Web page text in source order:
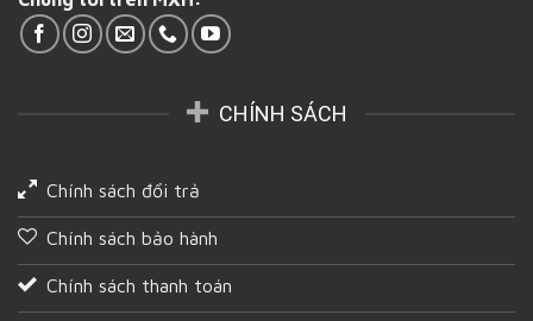
CHÍNH SÁCH
Chính sách đổi trả
Chính sách bảo hành
Chính sách thanh toán